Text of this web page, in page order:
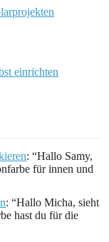
einrichten
: “Hallo Samy,
für innen und
: “Hallo Micha, sieht
hast du für die